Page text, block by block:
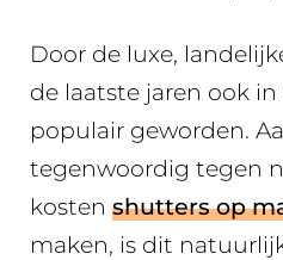
Door de luxe,
de laatste jaren ook
populair geworden.
tegenwoordig tegen
kosten shutters op
maken, is dit